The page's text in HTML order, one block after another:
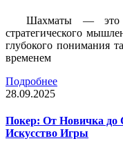
Шахматы — это
стратегического
глубокого понимания
временем
Подробнее
28.09.2025
Покер: От Новичка до
Искусство Игры